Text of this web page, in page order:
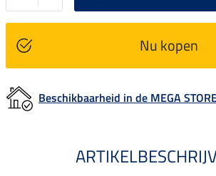
Nu kopen
Beschikbaarheid in de MEGA